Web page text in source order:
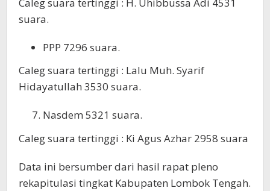
suara.
PPP 7296 suara.
Caleg suara tertinggi : Lalu Muh. Syarif
Hidayatullah 3530 suara.
Nasdem 5321 suara.
Caleg suara tertinggi : Ki Agus Azhar 2958 suara
Data ini bersumber dari hasil rapat pleno
rekapitulasi tingkat Kabupaten Lombok Tengah.